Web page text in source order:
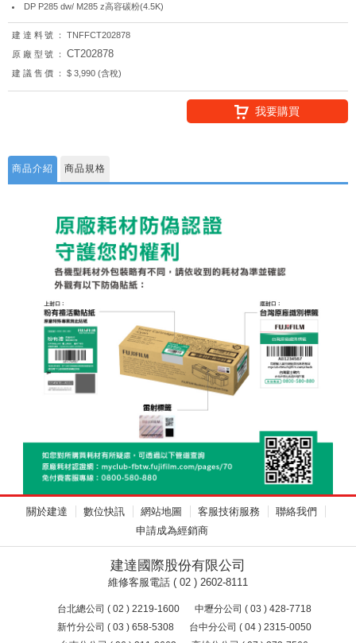
DP P285 dw/ M285 z高容碳粉(4.5K)
建達料號：
TNFFCT202878
原廠型號：
CT202878
建議售價： $ 3,990 (含稅)
我要購買
商品介紹 商品規格
關於建達 數位快訊 網站地圖 客服技術服務
聯絡我們
申請成為經銷商
建達國際股份有限公司
維修客服電話 ( 02 ) 2602-8111
台北總公司 ( 02 ) 2219-1600
中壢分公司 ( 03 ) 428-7718
新竹分公司 ( 03 ) 658-5308
台中分公司 ( 04 ) 2315-0050